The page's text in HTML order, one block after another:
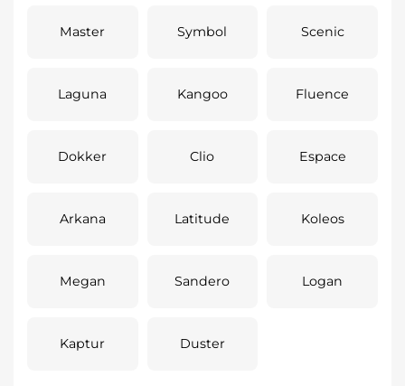
Master Symbol Scenic
Laguna Kangoo Fluence
Dokker Clio Espace
Arkana Latitude Koleos
Megan Sandero Logan
Kaptur Duster